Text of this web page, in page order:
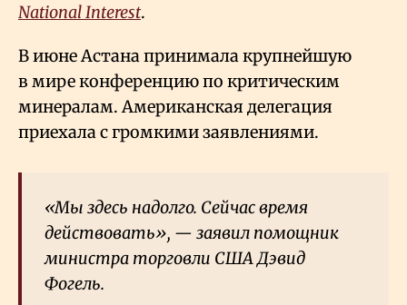
National Interest.
В июне Астана принимала крупнейшую
в мире конференцию по критическим
минералам. Американская делегация
приехала с громкими заявлениями.
«Мы здесь надолго. Сейчас время
действовать», — заявил помощник
министра торговли США Дэвид
Фогель.